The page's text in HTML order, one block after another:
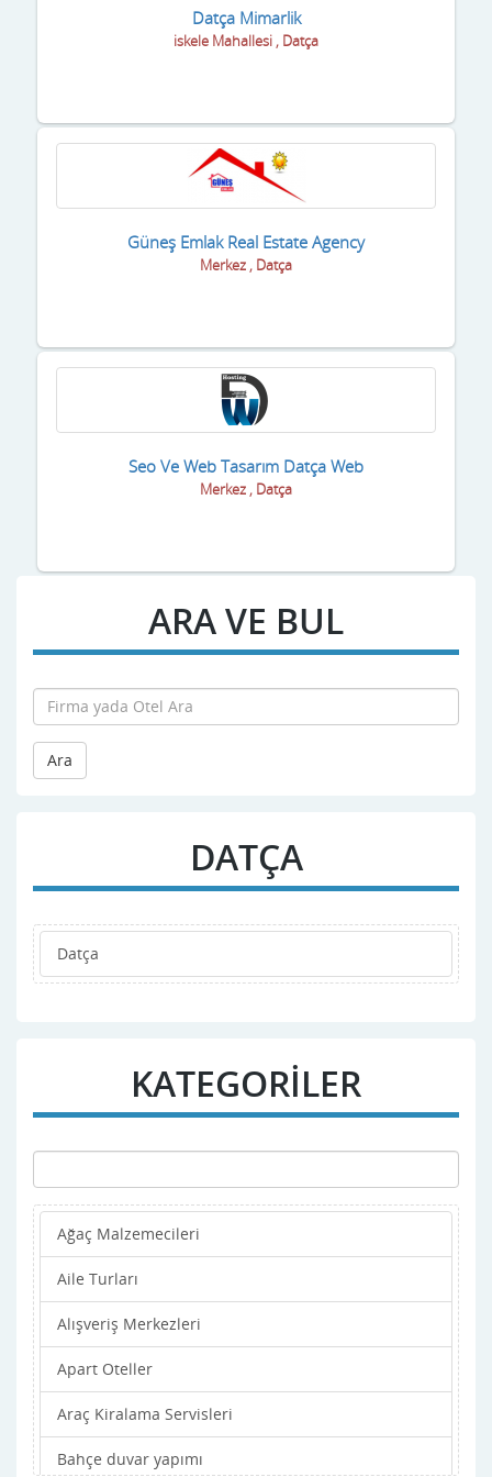
Datça Mimarlik
iskele Mahallesi , Datça
Güneş Emlak Real Estate Agency
Merkez , Datça
Seo Ve Web Tasarım Datça Web
Merkez , Datça
ARA VE BUL
Ara
DATÇA
Datça
KATEGORİLER
Ağaç Malzemecileri
Aile Turları
Alışveriş Merkezleri
Apart Oteller
Araç Kiralama Servisleri
Bahçe duvar yapımı